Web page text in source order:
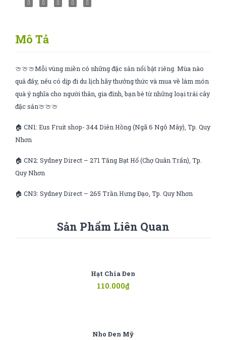
Mô Tả
🍈🍈🍈Mỗi vùng miền có những đặc sản nổi bật riêng. Mùa nào
quả đấy, nếu có dịp đi du lịch hãy thưởng thức và mua về làm món
quà ý nghĩa cho người thân, gia đình, bạn bè từ những loại trái cây
đặc sản🍈🍈🍈
🏠 CN1: Eus Fruit shop- 344 Diên Hồng (Ngã 6 Ngô Mây), Tp. Quy
Nhơn
🏠 CN2: Sydney Direct – 271 Tăng Bạt Hổ (Chợ Quân Trấn), Tp.
Quy Nhơn
🏠 CN3: Sydney Direct – 265 Trần Hưng Đạo, Tp. Quy Nhơn
Sản Phẩm Liên Quan
Hạt Chia Đen
110.000₫
Nho Đen Mỹ